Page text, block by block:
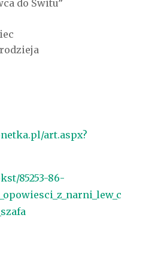
do Świtu”
art.aspx?
85253-86-